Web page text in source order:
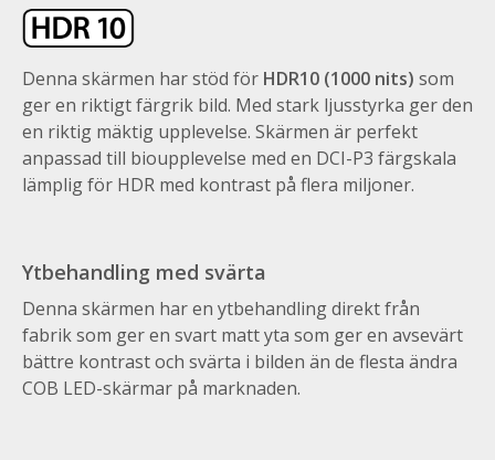
Denna skärmen har stöd för HDR10 (1000 nits) som
ger en riktigt färgrik bild. Med stark ljusstyrka ger den
en riktig mäktig upplevelse. Skärmen är perfekt
anpassad till bioupplevelse med en DCI-P3 färgskala
lämplig för HDR med kontrast på flera miljoner.
Ytbehandling med svärta
Denna skärmen har en ytbehandling direkt från
fabrik som ger en svart matt yta som ger en avsevärt
bättre kontrast och svärta i bilden än de flesta ändra
COB LED-skärmar på marknaden.